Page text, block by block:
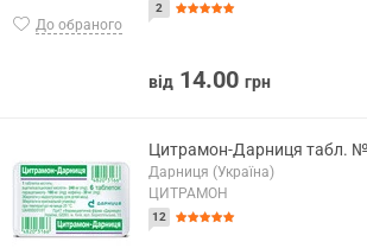
До обраного
2
від 14.00 грн
Цитрамон-Дарниця табл.
Дарниця (Україна)
ЦИТРАМОН
12